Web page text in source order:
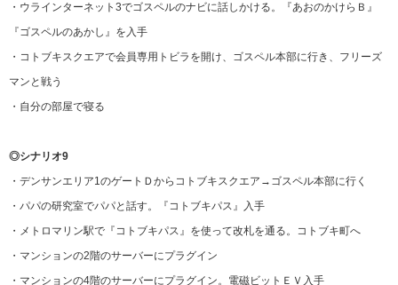
・ウラインターネット3でゴスペルのナビに話しかける。『あおのかけらＢ』
『ゴスペルのあかし』を入手
・コトブキスクエアで会員専用トビラを開け、ゴスペル本部に行き、フリーズ
マンと戦う
・自分の部屋で寝る
◎シナリオ9
・デンサンエリア1のゲートＤからコトブキスクエア→ゴスペル本部に行く
・パパの研究室でパパと話す。『コトブキパス』入手
・メトロマリン駅で『コトブキパス』を使って改札を通る。コトブキ町へ
・マンションの2階のサーバーにプラグイン
・マンションの4階のサーバーにプラグイン。電磁ビットＥＶ入手